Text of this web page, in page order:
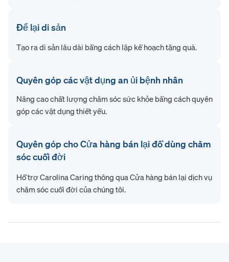
Để lại di sản
Tạo ra di sản lâu dài bằng cách lập kế hoạch tặng quà.
Quyên góp các vật dụng an ủi bệnh nhân
Nâng cao chất lượng chăm sóc sức khỏe bằng cách quyên
góp các vật dụng thiết yếu.
Quyên góp cho Cửa hàng bán lại đồ dùng chăm
sóc cuối đời
Hỗ trợ Carolina Caring thông qua Cửa hàng bán lại dịch vụ
chăm sóc cuối đời của chúng tôi.